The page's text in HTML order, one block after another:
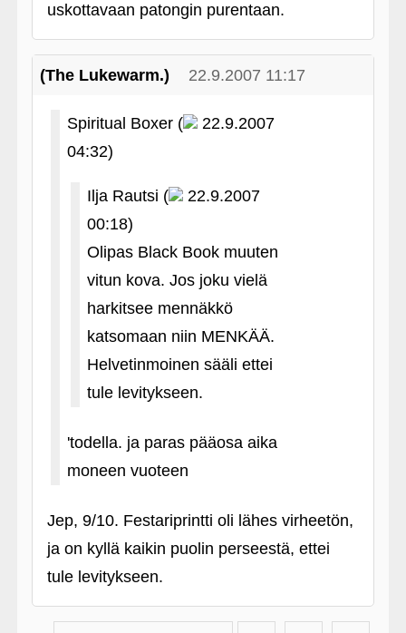
uskottavaan patongin purentaan.
(The Lukewarm.) 22.9.2007 11:17
Spiritual Boxer (
22.9.2007
04:32)
Ilja Rautsi (
22.9.2007
00:18)
Olipas Black Book muuten
vitun kova. Jos joku vielä
harkitsee mennäkkö
katsomaan niin MENKÄÄ.
Helvetinmoinen sääli ettei
tule levitykseen.
'todella. ja paras pääosa aika
moneen vuoteen
Jep, 9/10. Festariprintti oli lähes virheetön,
ja on kyllä kaikin puolin perseestä, ettei
tule levitykseen.